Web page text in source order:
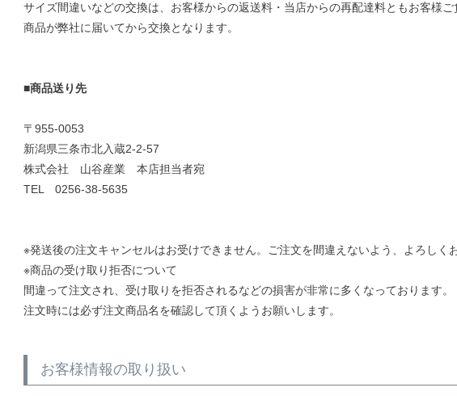
サイズ間違いなどの交換は、お客様からの返送料・当店からの再配達料ともお客様ご
商品が弊社に届いてから交換となります。
■商品送り先
〒955-0053
新潟県三条市北入蔵2-2-57
株式会社 山谷産業 本店担当者宛
TEL 0256-38-5635
※発送後の注文キャンセルはお受けできません。ご注文を間違えないよう、よろしく
※商品の受け取り拒否について
間違って注文され、受け取りを拒否されるなどの損害が非常に多くなっております。
注文時には必ず注文商品名を確認して頂くようお願いします。
お客様情報の取り扱い